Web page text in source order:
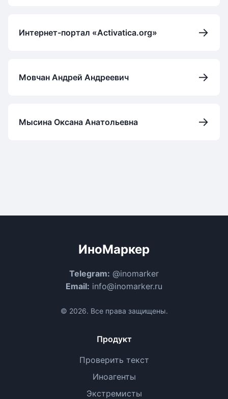
Интернет-портал «Activatica.org» →
Мовчан Андрей Андреевич →
Мысина Оксана Анатольевна →
ИноМаркер
Telegram: @inomarker
Email: info@inomarker.ru
© 2026. Все права защищены.
Продукт
Проверить текст
Иноагенты
Экстремисты